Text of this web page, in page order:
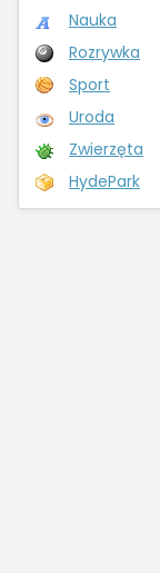
Nauka
Rozrywka
Sport
Uroda
Zwierzęta
HydePark